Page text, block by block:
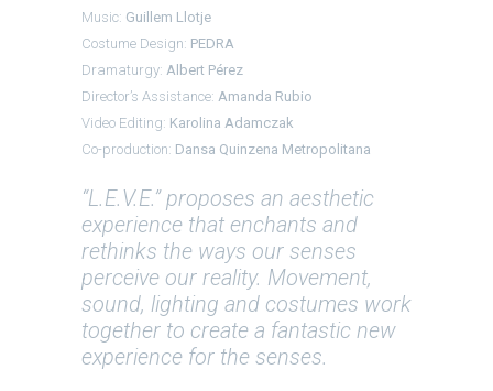
Music: Guillem Llotje
Costume Design: PEDRA
Dramaturgy: Albert Pérez
Director’s Assistance: Amanda Rubio
Video Editing: Karolina Adamczak
Co-production: Dansa Quinzena Metropolitana
“L.E.V.E.” proposes an aesthetic
experience that enchants and
rethinks the ways our senses
perceive our reality. Movement,
sound, lighting and costumes work
together to create a fantastic new
experience for the senses.